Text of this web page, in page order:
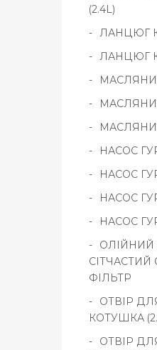
(2.4L)
ЛАНЦЮГ
ЛАНЦЮГ
НАСОС
НАСОС
НАСОС
НАСОС
ОЛІЙНИЙ
ФІЛЬТР
ОТВІР
КОТУШКА
ОТВІР